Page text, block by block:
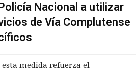
Nacional a utilizar
de Vía Complutense
medida refuerza el